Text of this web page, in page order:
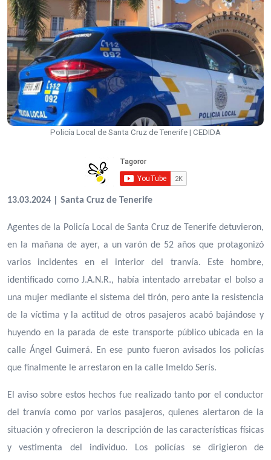
Policía Local de Santa Cruz de Tenerife | CEDIDA
13.03.2024 | Santa Cruz de Tenerife
Agentes de la Policía Local de Santa Cruz de Tenerife detuvieron,
en la mañana de ayer, a un varón de 52 años que protagonizó
varios incidentes en el interior del tranvía. Este hombre,
identificado como J.A.N.R., había intentado arrebatar el bolso a
una mujer mediante el sistema del tirón, pero ante la resistencia
de la víctima y la actitud de otros pasajeros acabó bajándose y
huyendo en la parada de este transporte público ubicada en la
calle Ángel Guimerá. En ese punto fueron avisados los policías
que finalmente le arrestaron en la calle Imeldo Serís.
El aviso sobre estos hechos fue realizado tanto por el conductor
del tranvía como por varios pasajeros, quienes alertaron de la
situación y ofrecieron la descripción de las características físicas
y vestimenta del individuo. Los policías se dirigieron de